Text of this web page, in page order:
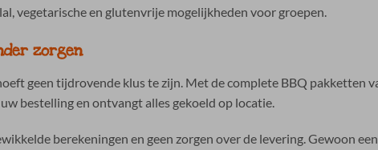
vegetarische en glutenvrije mogelijkheden voor groepen.
zorgen
geen tijdrovende klus te zijn. Met de complete BBQ pakketten
bestelling en ontvangt alles gekoeld op locatie.
berekeningen en geen zorgen over de levering. Gewoon